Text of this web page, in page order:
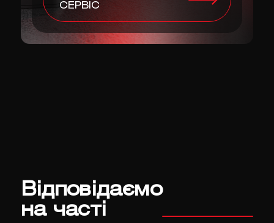
СЕРВІС
Відповідаємо
на часті